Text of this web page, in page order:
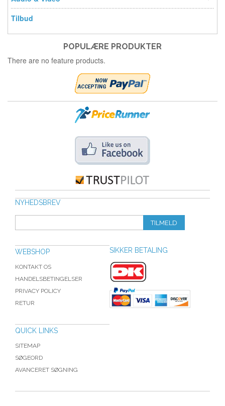
Tilbud
POPULÆRE PRODUKTER
There are no feature products.
NYHEDSBREV
TILMELD
WEBSHOP
KONTAKT OS
HANDELSBETINGELSER
PRIVACY POLICY
RETUR
QUICK LINKS
SITEMAP
SØGEORD
AVANCERET SØGNING
SIKKER BETALING